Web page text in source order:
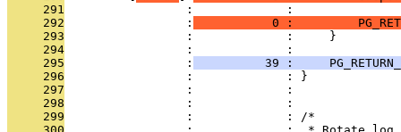
     291
:             :
     292
                 :
0 :
     293
                 :             :     }
     294
                 :             :
     295
                 :
39 :
     296
                 :             : }
     297
                 :             :
     298
                 :             :
     299
                 :             : /*